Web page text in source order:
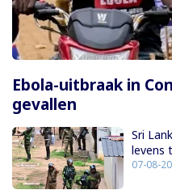
Ebola-uitbraak in
gevallen
Sri
levens
07-08-